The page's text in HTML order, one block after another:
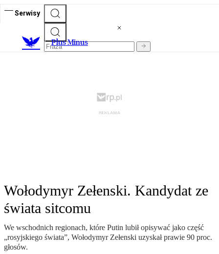
Serwisy
Plus Minus
Wołodymyr Zełenski. Kandydat ze
świata sitcomu
We wschodnich regionach, które Putin lubił opisywać jako część
„rosyjskiego świata”, Wołodymyr Zełenski uzyskał prawie 90 proc.
głosów.